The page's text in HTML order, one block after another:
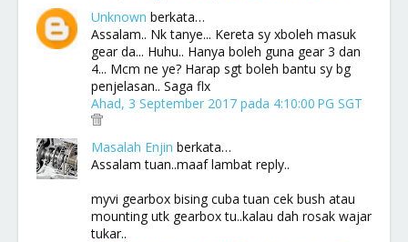
Unknown berkata…
Assalam.. Nk tanye... Kereta sy xboleh masuk
gear da... Huhu.. Hanya boleh guna gear 3 dan
4... Mcm ne ye? Harap sgt boleh bantu sy bg
penjelasan.. Saga flx
Ahad, 3 September 2017 pada 4:10:00 PG SGT
Masalah Enjin berkata…
Assalam tuan..maaf lambat reply..
myvi gearbox bising cuba tuan cek bush atau
mounting utk gearbox tu..kalau dah rosak wajar
tukar..